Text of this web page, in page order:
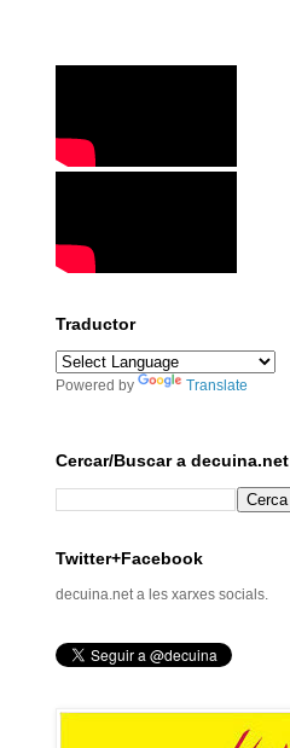
Traductor
Powered by Translate
Cercar/Buscar a decuina.net
Twitter+Facebook
decuina.net a les xarxes socials.